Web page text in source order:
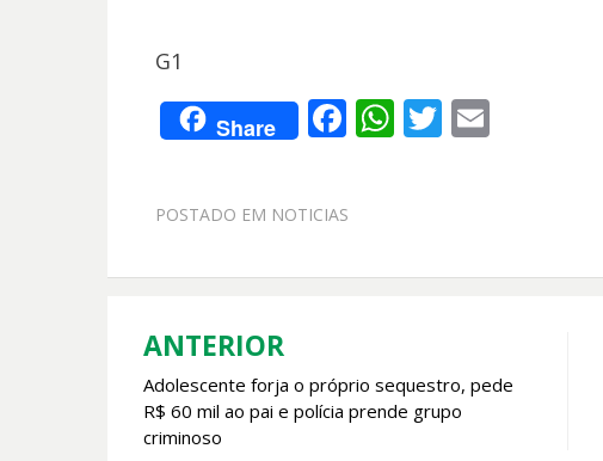
G1
Share F
b
o
W
A
T E
POSTADO EM NOTICIAS
Navegação
de
Post
ANTERIOR
Adolescente forja o próprio sequestro, pede
R$ 60 mil ao pai e polícia prende grupo
criminoso